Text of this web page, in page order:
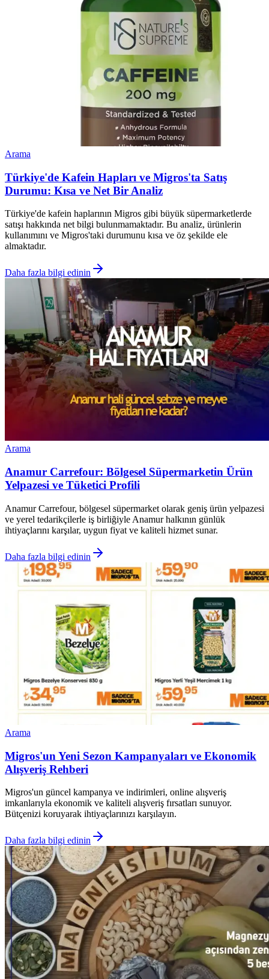
Arama
Türkiye'de Kafein Hapları ve Migros'ta Satış
Durumu: Kısa ve Net Bir Analiz
Türkiye'de kafein haplarının Migros gibi büyük süpermarketlerde
satışı hakkında net bilgi bulunmamaktadır. Bu analiz, ürünlerin
kullanımını ve Migros'taki durumunu kısa ve öz şekilde ele
almaktadır.
Daha fazla bilgi edinin
Arama
Anamur Carrefour: Bölgesel Süpermarketin Ürün
Yelpazesi ve Tüketici Profili
Anamur Carrefour, bölgesel süpermarket olarak geniş ürün yelpazesi
ve yerel tedarikçilerle iş birliğiyle Anamur halkının günlük
ihtiyaçlarını karşılar, uygun fiyat ve kaliteli hizmet sunar.
Daha fazla bilgi edinin
Arama
Migros'un Yeni Sezon Kampanyaları ve Ekonomik
Alışveriş Rehberi
Migros'un güncel kampanya ve indirimleri, online alışveriş
imkanlarıyla ekonomik ve kaliteli alışveriş fırsatları sunuyor.
Bütçenizi koruyarak ihtiyaçlarınızı karşılayın.
Daha fazla bilgi edinin